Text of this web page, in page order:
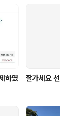
웠던 기억을 떠올려보
하였
잘가세요